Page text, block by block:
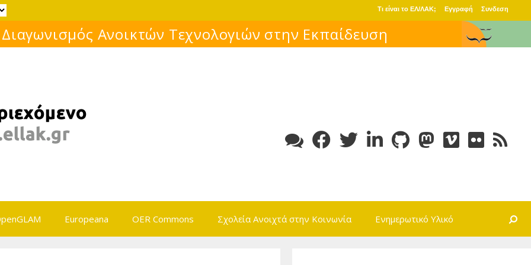
Τι είναι το ΕΛ/ΛΑΚ; Εγγραφή Συνδεση
Μάθε για το ελεύθερο λογισμικό!
Europeana OER Commons Σχολεία Ανοιχτά στην Κοινωνία Ενημερωτικό Υλικό Search